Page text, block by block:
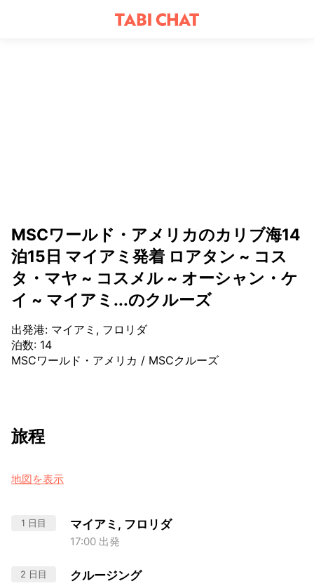
MSCワールド・アメリカのカリブ海14
泊15日 マイアミ発着 ロアタン ~ コス
タ・マヤ ~ コスメル ~ オーシャン・ケ
イ ~ マイアミ...のクルーズ
出発港: マイアミ, フロリダ
泊数: 14
MSCワールド・アメリカ / MSCクルーズ
旅程
地図を表示
1 日目 マイアミ, フロリダ
17:00 出発
2 日目 クルージング